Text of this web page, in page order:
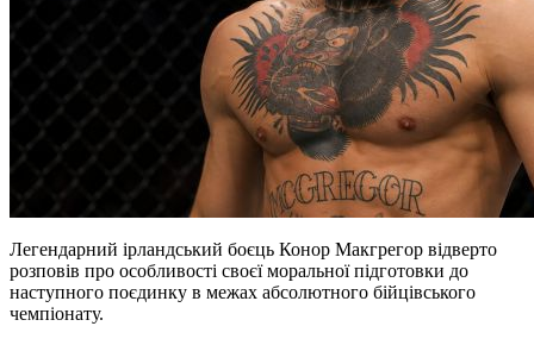
Легендарний ірландський боєць Конор Макгрегор відверто
розповів про особливості своєї моральної підготовки до
наступного поєдинку в межах абсолютного бійцівського
чемпіонату.